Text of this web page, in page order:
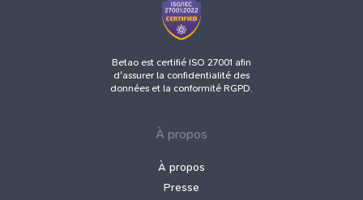
Betao est certifié ISO 27001 afin
d'assurer la confidentialité des
données et la conformité RGPD.
À propos
À propos
Presse